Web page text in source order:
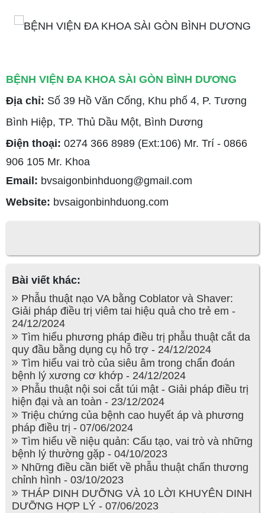
BỆNH VIỆN ĐA KHOA SÀI GÒN BÌNH DƯƠNG
Địa chỉ: Số 39 Hồ Văn Cống, Khu phố 4, P. Tương
Bình Hiệp, TP. Thủ Dầu Một, Bình Dương
Điện thoại: 0274 366 8989 (Ext:106) Mr. Trí - 0866
906 105 Mr. Khoa
Email: bvsaigonbinhduong@gmail.com
Website: bvsaigonbinhduong.com
Bài viết khác:
Phẫu thuật nạo VA bằng Coblator và Shaver:
Giải pháp điều trị viêm tai hiệu quả cho trẻ em -
24/12/2024
Tìm hiểu phương pháp điều trị phẫu thuật cắt da
quy đầu bằng dụng cụ hỗ trợ - 24/12/2024
Tìm hiểu vai trò của siêu âm trong chẩn đoán
bệnh lý xương cơ khớp - 24/12/2024
Phẫu thuật nội soi cắt túi mật - Giải pháp điều trị
hiện đại và an toàn - 23/12/2024
Triệu chứng của bệnh cao huyết áp và phương
pháp điều trị - 07/06/2024
Tìm hiểu về niệu quản: Cấu tạo, vai trò và những
bệnh lý thường gặp - 04/10/2023
Những điều cần biết về phẫu thuật chấn thương
chỉnh hình - 03/10/2023
THÁP DINH DƯỠNG VÀ 10 LỜI KHUYÊN DINH
DƯỠNG HỢP LÝ - 07/06/2023